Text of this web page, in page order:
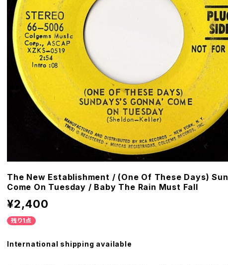
The New Establishment / (One Of These Days)
Come On Tuesday / Baby The Rain Must Fall
¥2,400
残り1点
International shipping available